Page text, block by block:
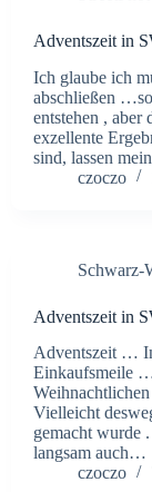
Adventszeit in
Ich glaube ich
abschließen
entstehen , aber
exzellente
sind, lassen
czoczo
Schwarz-
Adventszeit in
Adventszeit …
Einkaufsmeile
Vielleicht
gemacht wurde
langsam auch…
czoczo